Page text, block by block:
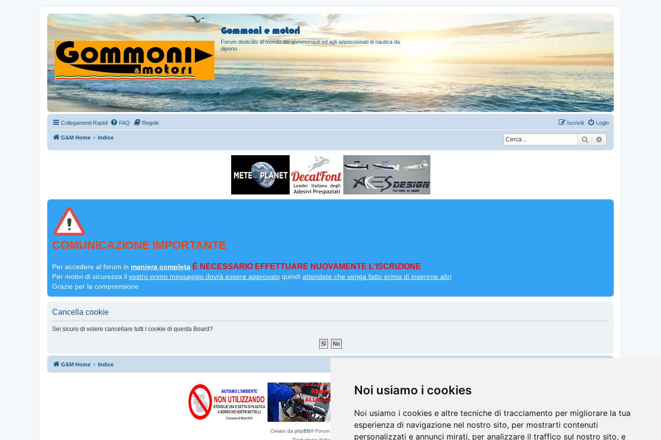
Noi usiamo i cookies
Noi usiamo i cookies e altre tecniche di tracciamento per migliorare la tua
esperienza di navigazione nel nostro sito, per mostrarti contenuti
personalizzati e annunci mirati, per analizzare il traffico sul nostro sito, e
Gommoni e motori
Forum dedicato al mondo dei gommonauti ed agli appassionati di nautica da
diporto.
Collegamenti Rapidi FAQ Regole Login
Iscriviti
G&M Home Indice Cerca
COMUNICAZIONE IMPORTANTE
Per accedere al forum in maniera completa É NECESSARIO EFFETTUARE NUOVAMENTE L'ISCRIZIONE
Per motivi di sicurezza il vostro primo messaggio dovrà essere approvato quindi attendete che venga fatto prima di inserirne altri
Grazie per la comprensione
Cancella cookie
Sei sicuro di volere cancellare tutti i cookie di questa Board?
G&M Home Indice
Creato da phpBB® Forum Software © phpBB Limited